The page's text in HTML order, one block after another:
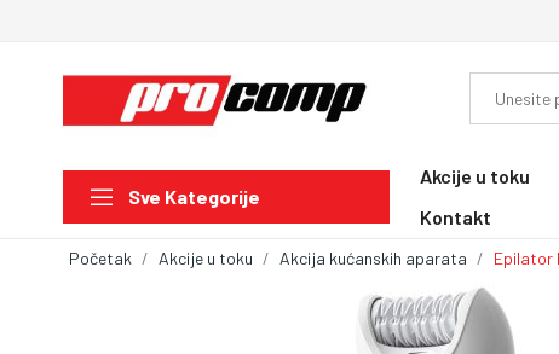
Sve Kategorije
Akcije u toku
Kontakt
Početak Akcije u toku Akcija kućanskih aparata Epilator